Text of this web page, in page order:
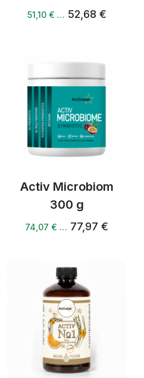
51,10 € … 52,68 €
Activ Microbiom
300 g
74,07 € … 77,97 €